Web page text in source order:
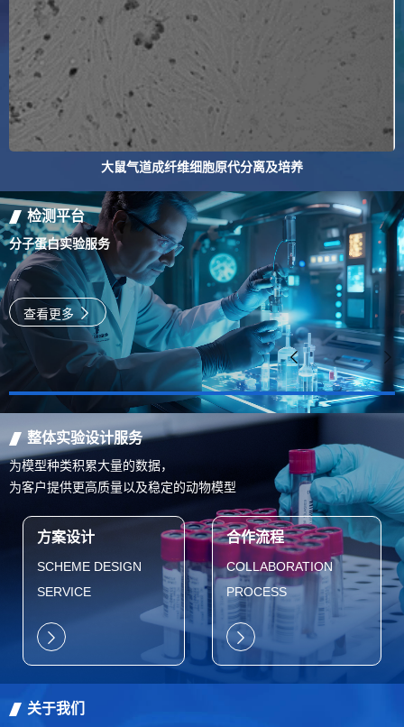
大鼠气道成纤维细胞原代分离及培养
检测平台
分子蛋白实验服务
...
查看更多
整体实验设计服务
为模型种类积累大量的数据，
为客户提供更高质量以及稳定的动物模型
方案设计
SCHEME DESIGN
SERVICE
合作流程
COLLABORATION
PROCESS
关于我们